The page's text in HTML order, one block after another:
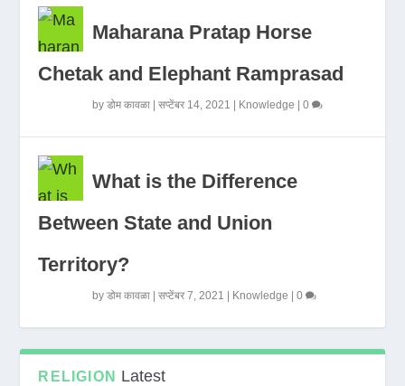
Maharana Pratap Horse
Chetak and Elephant Ramprasad
byडोम कावळा |सप्टेंबर 14, 2021 Knowledge |0
What is the Difference
Between State and Union
Territory?
byडोम कावळा |सप्टेंबर 7, 2021 Knowledge |0
RELIGION Latest